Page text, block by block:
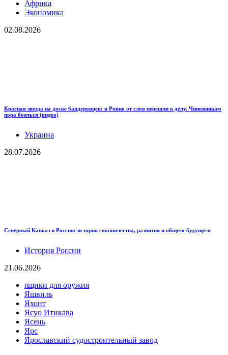
Африка
Экономика
02.08.2026
Красная звезда на доске бандеровцев: в Ровно от слов перешли к делу. Чиновникам
пора бояться (видео)
Украина
28.07.2026
Северный Кавказ и Россия: история союзничества, развития и общего будущего
История России
21.06.2026
ящики для оружия
Яшвиль
Яхонт
Ясуо Итикава
Ясень
Ярс
Ярославский судостроительный завод